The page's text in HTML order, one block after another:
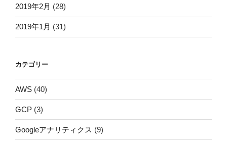
2019年2月 (28)
2019年1月 (31)
カテゴリー
AWS (40)
GCP (3)
Googleアナリティクス (9)